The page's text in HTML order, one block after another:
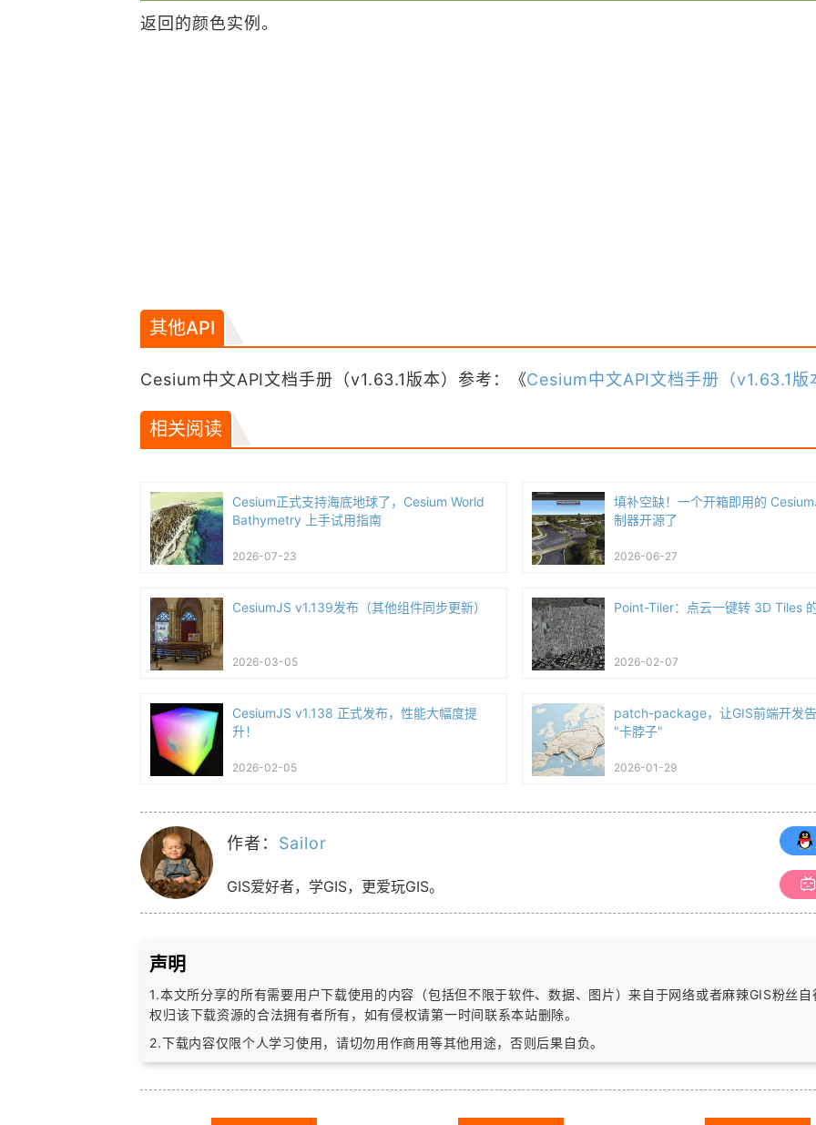
返回的颜色实例。
其他API
Cesium中文API文档手册（v1.63.1版本）参考：《Cesium中文API文档手册（v1.63.1版
相关阅读
Cesium正式支持海底地球了，Cesium World
Bathymetry 上手试用指南
2026-07-23
填补空缺！一个开箱即用的
制器开源了
2026-06-27
CesiumJS v1.139发布（其他组件同步更新）
2026-03-05
Point-Tiler：点云一键转 3D Tiles
2026-02-07
CesiumJS v1.138 正式发布，性能大幅度提
升！
2026-02-05
patch-package，让GIS前端开发
"卡脖子"
2026-01-29
作者： Sailor
GIS爱好者，学GIS，更爱玩GIS。
声明
1.本文所分享的所有需要用户下载使用的内容（包括但不限于软件、数据、图片）来自于网络或者麻辣GIS粉丝自
权归该下载资源的合法拥有者所有， 如有侵权请第一时间联系本站删除。
2.下载内容仅限个人学习使用，请切勿用作商用等其他用途，否则后果自负。